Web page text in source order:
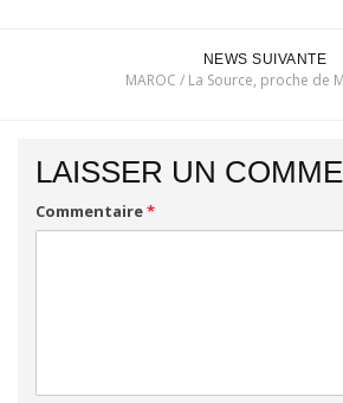
NEWS SUIVANTE
MAROC / La Source, proche de
LAISSER UN
Commentaire*